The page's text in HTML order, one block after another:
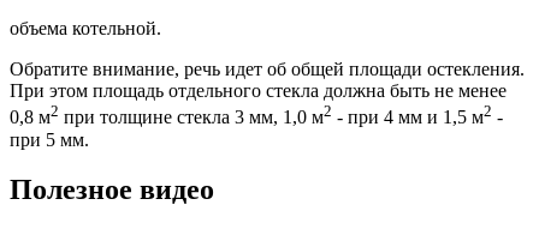
объема котельной.
Обратите внимание, речь идет об общей площади остекления.
При этом площадь отдельного стекла должна быть не менее
0,8 м2 при толщине стекла 3 мм, 1,0 м2 - при 4 мм и 1,5 м2 -
при 5 мм.
Полезное видео